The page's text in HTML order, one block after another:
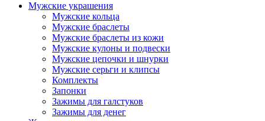
Мужские украшения
Мужские кольца
Мужские браслеты
Мужские браслеты из кожи
Мужские кулоны и подвески
Мужские цепочки и шнурки
Мужские серьги и клипсы
Комплекты
Запонки
Зажимы для галстуков
Зажимы для денег